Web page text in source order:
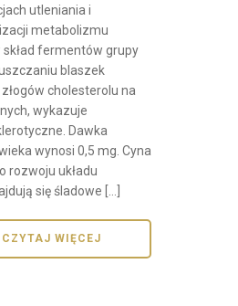
utleniania i
metabolizmu
fermentów grupy
blaszek
cholesterolu na
wykazuje
Dawka
wynosi 0,5 mg. Cyna
rozwoju układu
się śladowe […]
CZYTAJ WIĘCEJ